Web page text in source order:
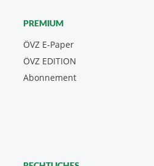
PREMIUM
ÖVZ E-Paper
Abonnement
ÖVZ EDITION